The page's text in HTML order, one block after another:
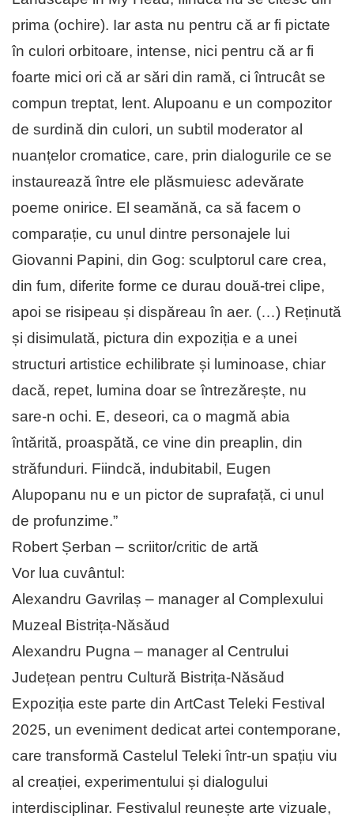
prima (ochire). Iar asta nu pentru că ar fi pictate
în culori orbitoare, intense, nici pentru că ar fi
foarte mici ori că ar sări din ramă, ci întrucât se
compun treptat, lent. Alupoanu e un compozitor
de surdină din culori, un subtil moderator al
nuanțelor cromatice, care, prin dialogurile ce se
instaurează între ele plăsmuiesc adevărate
poeme onirice. El seamănă, ca să facem o
comparație, cu unul dintre personajele lui
Giovanni Papini, din Gog: sculptorul care crea,
din fum, diferite forme ce durau două-trei clipe,
apoi se risipeau și dispăreau în aer. (…) Reținută
și disimulată, pictura din expoziția e a unei
structuri artistice echilibrate și luminoase, chiar
dacă, repet, lumina doar se întrezărește, nu
sare-n ochi. E, deseori, ca o magmă abia
întărită, proaspătă, ce vine din preaplin, din
străfunduri. Fiindcă, indubitabil, Eugen
Alupopanu nu e un pictor de suprafață, ci unul
de profunzime.”
Robert Șerban – scriitor/critic de artă
Vor lua cuvântul:
Alexandru Gavrilaș – manager al Complexului
Muzeal Bistrița-Năsăud
Alexandru Pugna – manager al Centrului
Județean pentru Cultură Bistrița-Năsăud
Expoziția este parte din ArtCast Teleki Festival
2025, un eveniment dedicat artei contemporane,
care transformă Castelul Teleki într-un spațiu viu
al creației, experimentului și dialogului
interdisciplinar. Festivalul reunește arte vizuale,